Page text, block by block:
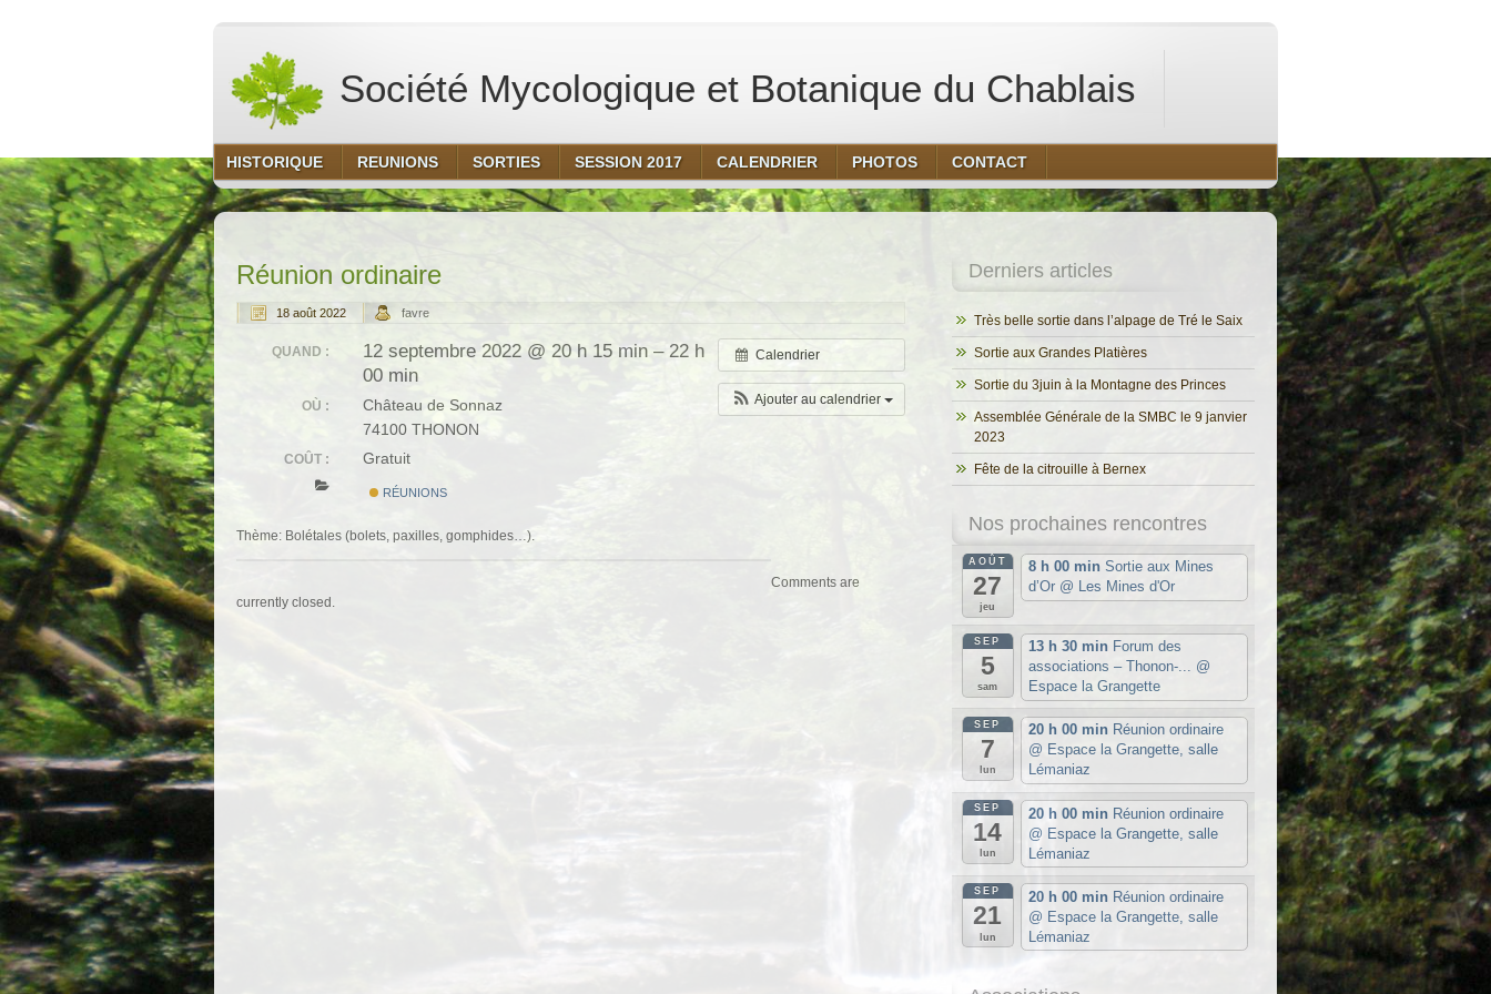
Société Mycologique et Botanique du Chablais
HISTORIQUE REUNIONS SORTIES SESSION 2017 CALENDRIER PHOTOS CONTACT
Réunion ordinaire
18 août 2022 favre
Calendrier
Ajouter au calendrier
QUAND :
12 septembre 2022 @ 20 h 15 min – 22 h
00 min
OÙ :
Château de Sonnaz
74100 THONON
COÛT : Gratuit
RÉUNIONS
Thème: Bolétales (bolets, paxilles, gomphides…).
Comments are
currently closed.
Derniers articles
Très belle sortie dans l’alpage de Tré le Saix
Sortie aux Grandes Platières
Sortie du 3juin à la Montagne des Princes
Assemblée Générale de la SMBC le 9 janvier
2023
Fête de la citrouille à Bernex
Nos prochaines rencontres
AOÛT
27
jeu
8 h 00 min Sortie aux Mines
d’Or @ Les Mines d'Or
SEP
5
sam
13 h 30 min Forum des
associations – Thonon-... @
Espace la Grangette
SEP
7
lun
20 h 00 min Réunion ordinaire
@ Espace la Grangette, salle
Lémaniaz
SEP
14
lun
20 h 00 min Réunion ordinaire
@ Espace la Grangette, salle
Lémaniaz
SEP
21
lun
20 h 00 min Réunion ordinaire
@ Espace la Grangette, salle
Lémaniaz